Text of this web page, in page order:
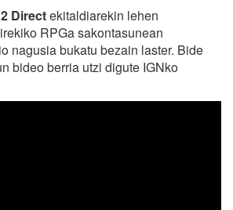
Directekitaldiarekin lehen
RPGa sakontasunean
nagusia bukatu bezain laster. Bide
bideo berria utzi digute IGNko